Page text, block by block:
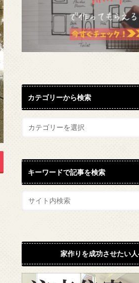
カテゴリーから検索
キーワードで記事を検索
家作りを成功させたい人